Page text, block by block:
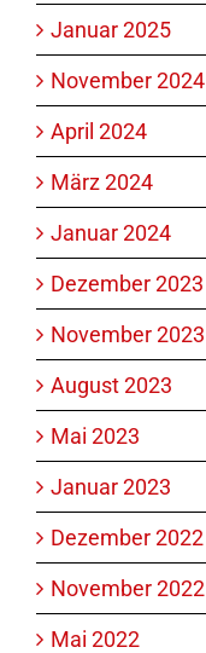
Januar 2025
November 2024
April 2024
März 2024
Januar 2024
Dezember 2023
November 2023
August 2023
Mai 2023
Januar 2023
Dezember 2022
November 2022
Mai 2022